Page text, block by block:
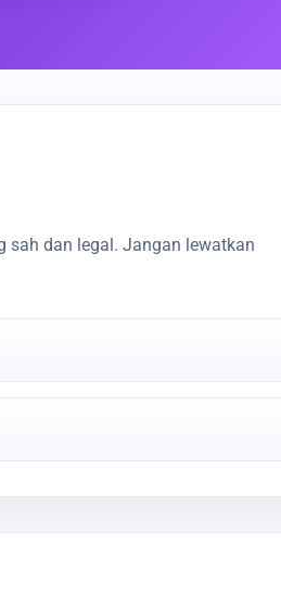
sah dan legal. Jangan lewatkan